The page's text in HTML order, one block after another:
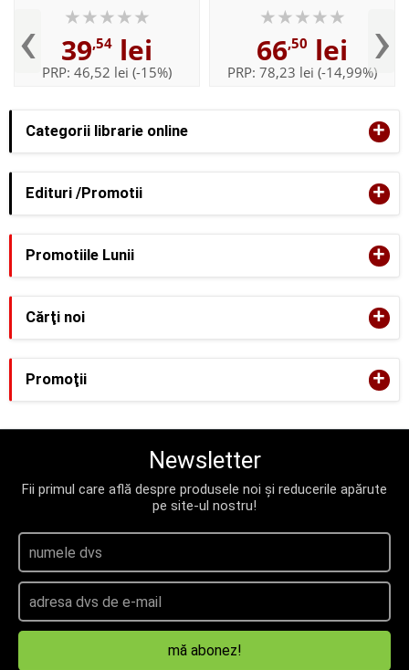
Categorii librarie online +
Edituri /Promotii +
‹ 39,54 lei
PRP: 46,52 lei (-15%)
66,50 lei
PRP: 78,23 lei (-14,99%)›
Promotiile Lunii +
Cărţi noi +
Promoţii +
Newsletter
Fii primul care află despre produsele noi și reducerile apărute
pe site-ul nostru!
mă abonez!